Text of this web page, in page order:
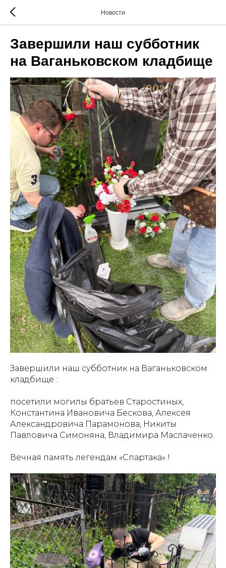
Новости
Завершили наш субботник
на Ваганьковском кладбище
Завершили наш субботник на Ваганьковском
кладбище :
посетили могилы братьев Старостиных,
Константина Ивановича Бескова, Алексея
Александровича Парамонова, Никиты
Павловича Симоняна, Владимира Маслаченко.
Вечная память легендам «Спартака» !